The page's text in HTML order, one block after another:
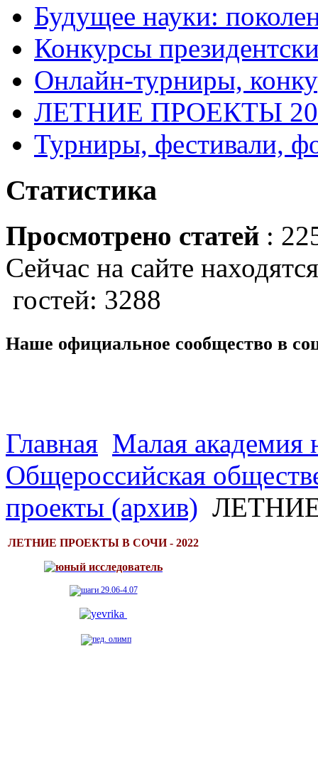
Будущее науки:
Конкурсы
Онлайн-турниры,
ЛЕТНИЕ ПРОЕКТЫ
Турниры, фестивали,
Статистика
Просмотрено статей :
Сейчас на сайте
гостей: 3288
Наше официальное сообщество в
Главная Малая академия
Общероссийская
проекты (архив)
ЛЕТНИЕ ПРОЕКТЫ В СОЧИ - 2022